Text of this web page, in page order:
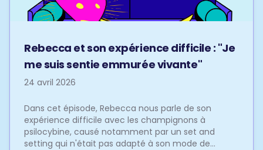
Rebecca et son expérience difficile : "Je
me suis sentie emmurée vivante"
24 avril 2026
Dans cet épisode, Rebecca nous parle de son
expérience difficile avec les champignons à
psilocybine, causé notamment par un set and
setting qui n'était pas adapté à son mode de